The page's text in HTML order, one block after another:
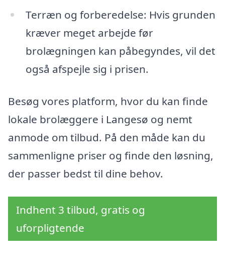
Terræn og forberedelse: Hvis grunden
kræver meget arbejde før
brolægningen kan påbegyndes, vil det
også afspejle sig i prisen.
Besøg vores platform, hvor du kan finde
lokale brolæggere i Langesø og nemt
anmode om tilbud. På den måde kan du
sammenligne priser og finde den løsning,
der passer bedst til dine behov.
Indhent 3 tilbud, gratis og
uforpligtende